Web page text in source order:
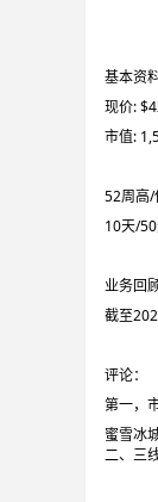
基本资
现价:
市值:
52周高
10天/
业务回顾
截至
评论：
第一，
蜜雪冰
二、三